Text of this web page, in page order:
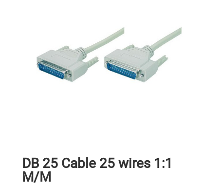
DB 25 Cable 25 wires 1:1
M/M